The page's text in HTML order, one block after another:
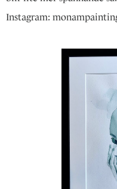
Instagram: